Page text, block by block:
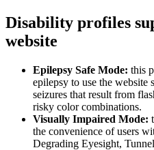
Disability profiles
website
Epilepsy Safe Mode: this
epilepsy to use the
seizures that result from
risky color combinations.
Visually Impaired Mode:
the convenience of users
Degrading Eyesight,